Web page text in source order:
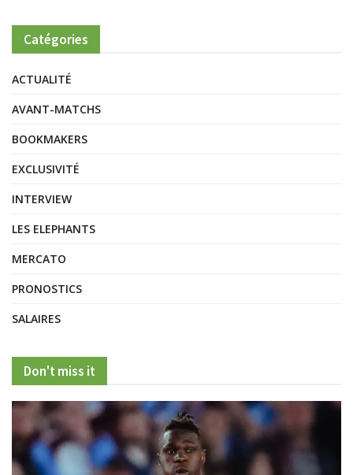
Catégories
ACTUALITÉ
AVANT-MATCHS
BOOKMAKERS
EXCLUSIVITÉ
INTERVIEW
LES ELEPHANTS
MERCATO
PRONOSTICS
SALAIRES
Don't miss it